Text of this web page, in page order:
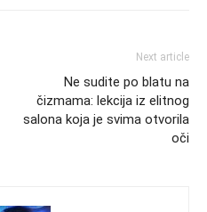
Next article
Ne sudite po blatu na
čizmama: lekcija iz elitnog
salona koja je svima otvorila
oči